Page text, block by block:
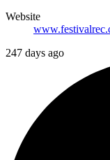
Website
247 days ago